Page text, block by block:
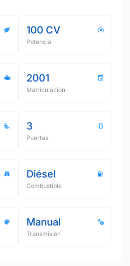
100 CV
Potencia
2001
Matriculación
3
Puertas
Diésel
Combustible
Manual
Transmisión